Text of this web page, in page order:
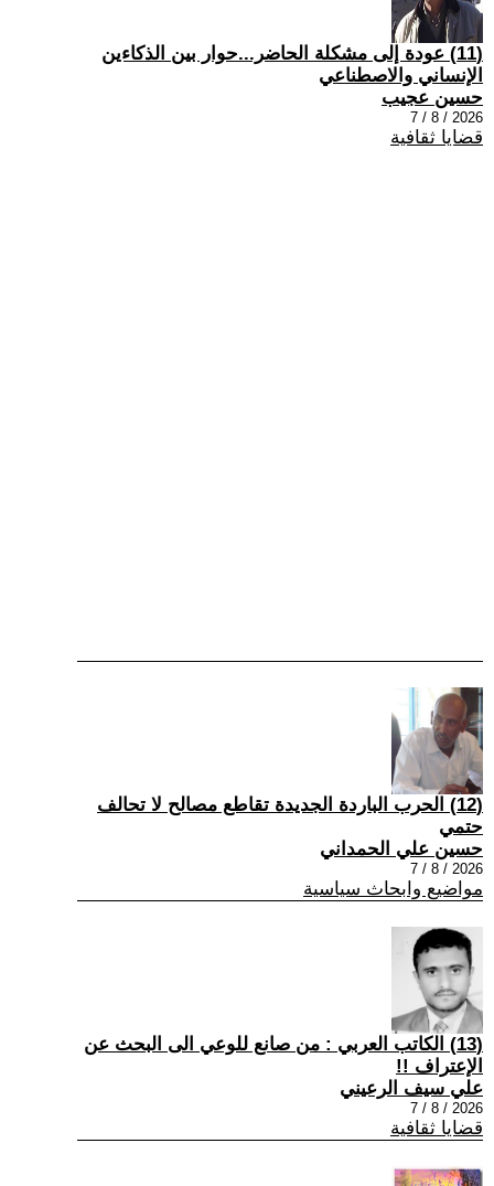
(11) عودة إلى مشكلة الحاضر...حوار بين الذكاءين
الإنساني والاصطناعي
حسين عجيب
2026 / 8 / 7
قضايا ثقافية
(12) الحرب الباردة الجديدة تقاطع مصالح لا تحالف
حتمي
حسين علي الحمداني
2026 / 8 / 7
مواضيع وابحاث سياسية
(13) الكاتب العربي : من صانع للوعي الى البحث عن
الإعتراف !!
علي سيف الرعيني
2026 / 8 / 7
قضايا ثقافية